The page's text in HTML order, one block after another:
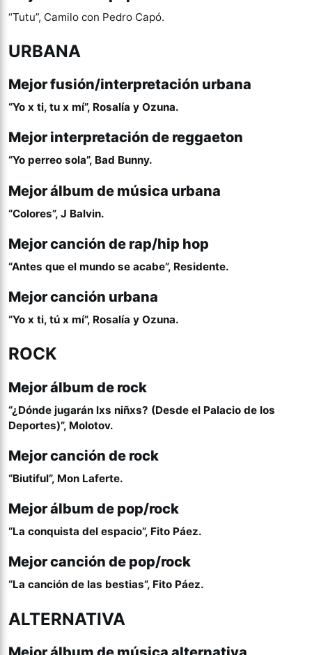
“Tutu”, Camilo con Pedro Capó.
URBANA
Mejor fusión/interpretación urbana
“Yo x ti, tu x mí”, Rosalía y Ozuna.
Mejor interpretación de reggaeton
“Yo perreo sola”, Bad Bunny.
Mejor álbum de música urbana
“Colores”, J Balvin.
Mejor canción de rap/hip hop
“Antes que el mundo se acabe”, Residente.
Mejor canción urbana
“Yo x ti, tú x mí”, Rosalía y Ozuna.
ROCK
Mejor álbum de rock
“¿Dónde jugarán lxs niñxs? (Desde el Palacio de los
Deportes)”, Molotov.
Mejor canción de rock
“Biutiful”, Mon Laferte.
Mejor álbum de pop/rock
“La conquista del espacio”, Fito Páez.
Mejor canción de pop/rock
“La canción de las bestias”, Fito Páez.
ALTERNATIVA